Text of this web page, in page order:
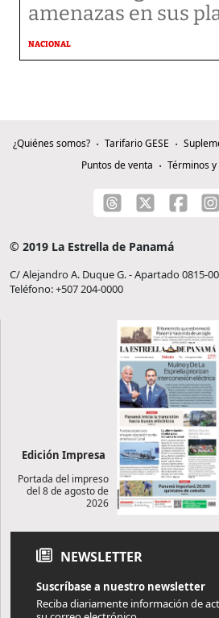
amenazas en sus
NACIONAL
¿Quiénes somos? Tarifario GESE
Puntos de venta
Términos
© 2019 La Estrella de Panamá
C/ Alejandro A. Duque G. - Apartado 0815-
Teléfono: +507 204-0000
Edición Impresa
Portada del impreso
del 8 de agosto de
2026
NEWSLETTER
Suscríbase a nuestro newsletter
Reciba diariamente información de